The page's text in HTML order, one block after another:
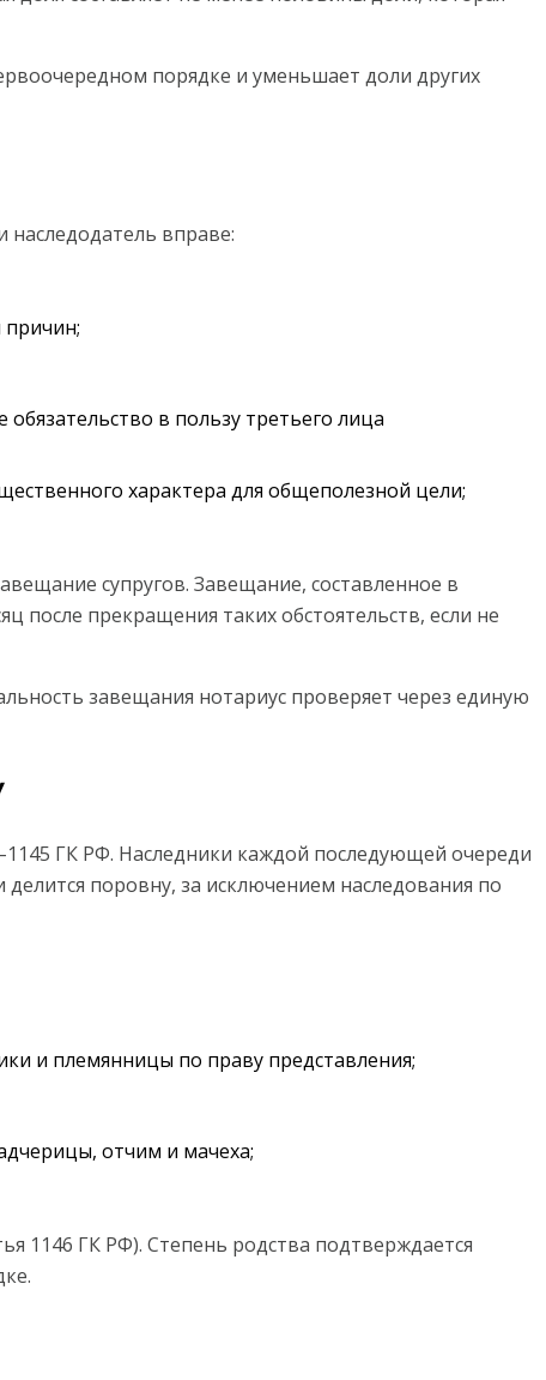
порядке и уменьшает доли других
вправе:
причин;
в пользу третьего лица
характера для общеполезной цели;
супругов. Завещание, составленное в
после прекращения таких обстоятельств, если не
завещания нотариус проверяет через единую
ГК РФ. Наследники каждой последующей очереди
поровну, за исключением наследования по
и племянницы по праву представления;
отчим и мачеха;
1146 ГК РФ). Степень родства подтверждается